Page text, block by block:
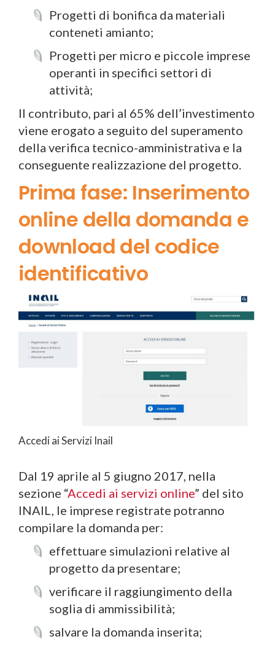
Progetti di bonifica da materiali
conteneti amianto;
Progetti per micro e piccole imprese
operanti in specifici settori di
attività;
Il contributo, pari al 65% dell’investimento
viene erogato a seguito del superamento
della verifica tecnico-amministrativa e la
conseguente realizzazione del progetto.
Prima fase: Inserimento
online della domanda e
download del codice
identificativo
Accedi ai Servizi Inail
Dal 19 aprile al 5 giugno 2017, nella
sezione “Accedi ai servizi online” del sito
INAIL, le imprese registrate potranno
compilare la domanda per:
effettuare simulazioni relative al
progetto da presentare;
verificare il raggiungimento della
soglia di ammissibilità;
salvare la domanda inserita;